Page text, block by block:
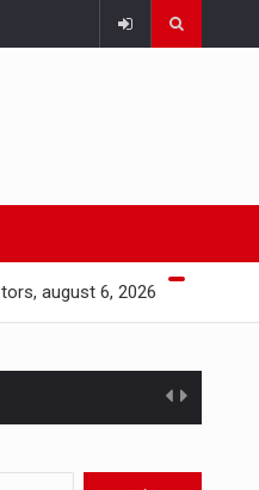
tors, august 6, 2026